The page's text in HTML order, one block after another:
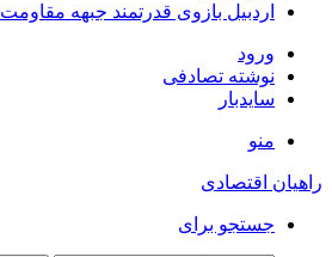
اردبیل بازوی قدرتمند جبهه مقاومت
ورود
نوشته تصادفی
سایدبار
منو
راهیان اقتصادی
جستجو برای